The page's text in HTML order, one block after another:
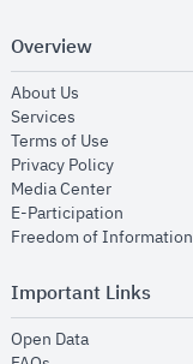
Overview
About Us
Services
Terms of Use
Privacy Policyopens in
Media Centeropens in
E-Participation
Freedom of
Important Links
Open Dataopens in new